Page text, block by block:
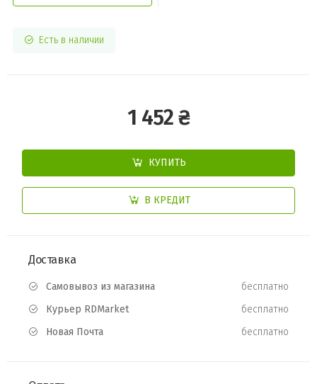
Есть в наличии
1 452 ₴
КУПИТЬ
В КРЕДИТ
Доставка
Самовывоз из магазина
бесплатно
Курьер RDMarket
бесплатно
Новая Почта
бесплатно